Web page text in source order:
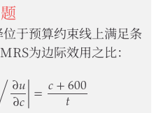
于预算约束线上满足条
为边际效用之比：
∂𝑢
∂𝑐|=𝑐+600
𝑡
/∂ =c